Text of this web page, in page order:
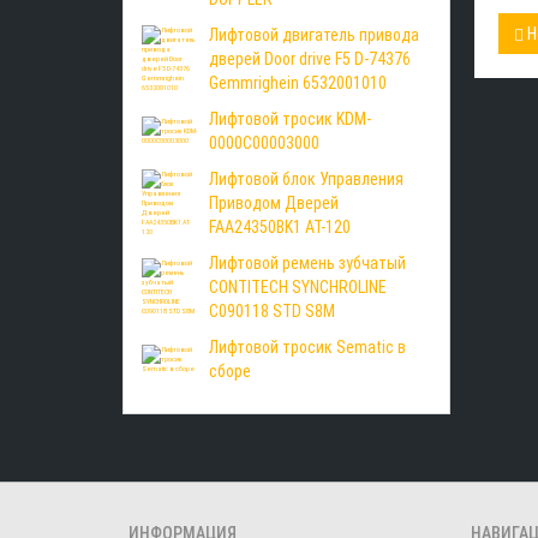
Лифтовой двигатель привода
дверей Door drive F5 D-74376
Gemmrighein 6532001010
Лифтовой тросик KDM-
0000C00003000
Лифтовой блок Управления
Приводом Дверей
FAA24350BK1 AT-120
Лифтовой ремень зубчатый
CONTITECH SYNCHROLINE
C090118 STD S8M
Лифтовой тросик Sematic в
сборе
ИНФОРМАЦИЯ